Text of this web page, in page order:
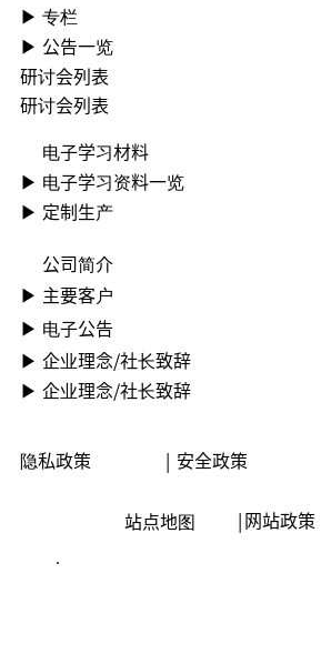
▶ 专栏
▶ ︎公告一览
研讨会列表
研讨会列表
电子学习材料
▶ ︎电子学习资料一览
▶ 定制生产
公司简介
▶ ︎主要客户
▶ ︎电子公告
▶ ︎︎企业理念/社长致辞
▶ ︎︎企业理念/社长致辞
站点地图 网站政策
|
隐私政策 安全政策
|